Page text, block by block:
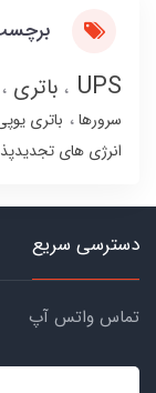
UPS باتری
سرورها باتری
انرژی های
دسترسی سریع
تماس واتس آپ